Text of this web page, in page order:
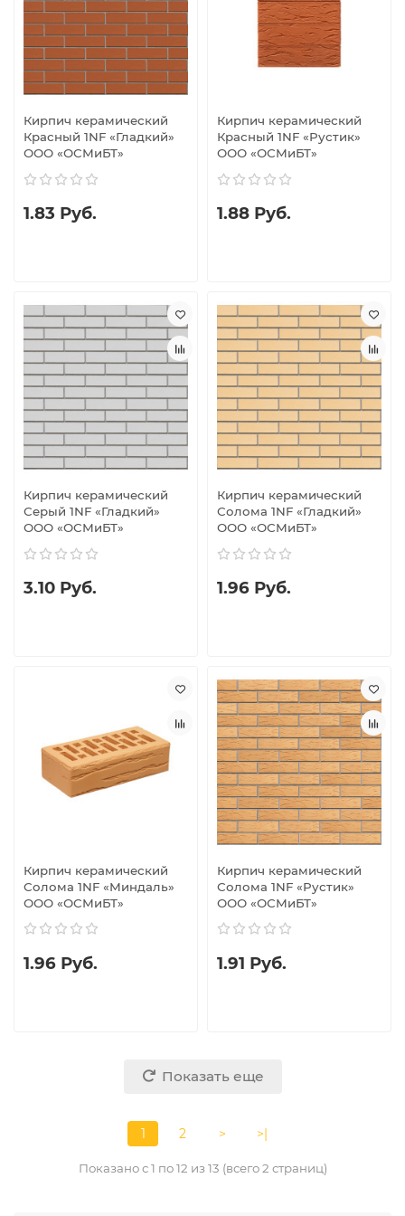
Кирпич керамический
Красный 1NF «Гладкий»
ООО «ОСМиБТ»
1.83 Руб.
Кирпич керамический
Красный 1NF «Рустик»
ООО «ОСМиБТ»
1.88 Руб.
Кирпич керамический
Серый 1NF «Гладкий»
ООО «ОСМиБТ»
3.10 Руб.
Кирпич керамический
Солома 1NF «Гладкий»
ООО «ОСМиБТ»
1.96 Руб.
Кирпич керамический
Солома 1NF «Миндаль»
ООО «ОСМиБТ»
1.96 Руб.
Кирпич керамический
Солома 1NF «Рустик»
ООО «ОСМиБТ»
1.91 Руб.
Показать еще
1 2 > >|
Показано с 1 по 12 из 13 (всего 2 страниц)